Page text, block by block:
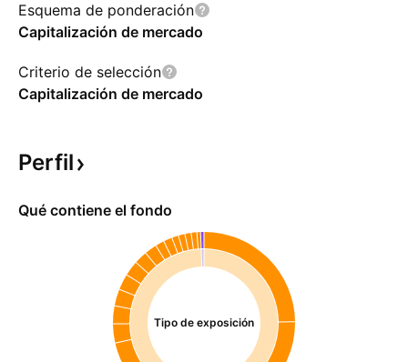
Esquema de ponderación
Capitalización de mercado
Criterio de selección
Capitalización de mercado
Perfil
Qué contiene el fondo
Tipo de exposición